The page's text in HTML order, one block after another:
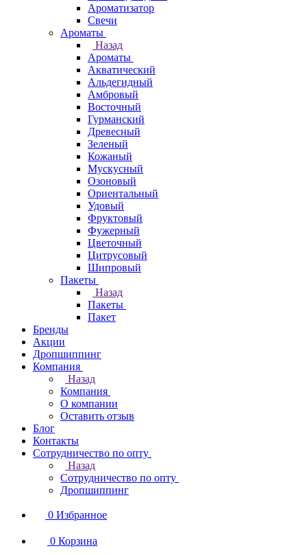
Ароматизатор
Свечи
Ароматы
Назад
Ароматы
Акватический
Альдегидный
Амбровый
Восточный
Гурманский
Древесный
Зеленый
Кожаный
Мускусный
Озоновый
Ориентальный
Удовый
Фруктовый
Фужерный
Цветочный
Цитрусовый
Шипровый
Пакеты
Назад
Пакеты
Пакет
Бренды
Акции
Дропшиппинг
Компания
Назад
Компания
О компании
Оставить отзыв
Блог
Контакты
Сотрудничество по опту
Назад
Сотрудничество по опту
Дропшиппинг
0 Избранное
0 Корзина